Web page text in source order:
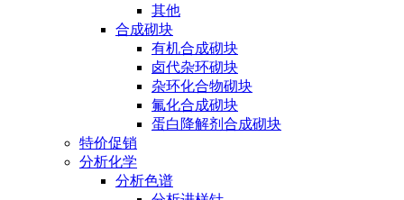
其他
合成砌块
有机合成砌块
卤代杂环砌块
杂环化合物砌块
氟化合成砌块
蛋白降解剂合成砌块
特价促销
分析化学
分析色谱